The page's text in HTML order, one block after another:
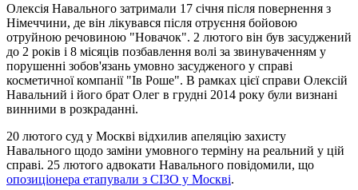
Олексія Навального затримали 17 січня після повернення з
Німеччини, де він лікувався після отруєння бойовою
отруйною речовиною "Новачок". 2 лютого він був засуджений
до 2 років і 8 місяців позбавлення волі за звинуваченням у
порушенні зобов'язань умовно засудженого у справі
косметичної компанії "Ів Роше". В рамках цієї справи Олексій
Навальний і його брат Олег в грудні 2014 року були визнані
винними в розкраданні.
20 лютого суд у Москві відхилив апеляцію захисту
Навального щодо заміни умовного терміну на реальний у цій
справі. 25 лютого адвокати Навального повідомили, що
опозиціонера етапували з СІЗО у Москві.